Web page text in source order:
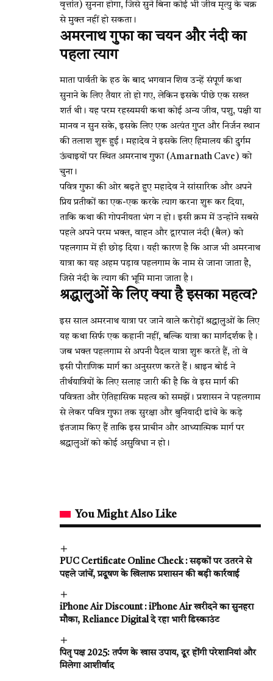
वृत्तांत) सुनना होगा, जिसे सुने बिना कोई भी जीव मृत्यु के चक्र
से मुक्त नहीं हो सकता।
अमरनाथ गुफा का चयन और नंदी का
पहला त्याग
माता पार्वती के हठ के बाद भगवान शिव उन्हें संपूर्ण कथा
सुनाने के लिए तैयार तो हो गए, लेकिन इसके पीछे एक सख्त
शर्त थी। यह परम रहस्यमयी कथा कोई अन्य जीव, पशु, पक्षी या
मानव न सुन सके, इसके लिए एक अत्यंत गुप्त और निर्जन स्थान
की तलाश शुरू हुई। महादेव ने इसके लिए हिमालय की दुर्गम
ऊंचाइयों पर स्थित अमरनाथ गुफा (Amarnath Cave) को
चुना।
पवित्र गुफा की ओर बढ़ते हुए महादेव ने सांसारिक और अपने
प्रिय प्रतीकों का एक-एक करके त्याग करना शुरू कर दिया,
ताकि कथा की गोपनीयता भंग न हो। इसी क्रम में उन्होंने सबसे
पहले अपने परम भक्त, वाहन और द्वारपाल नंदी (बैल) को
पहलगाम में ही छोड़ दिया। यही कारण है कि आज भी अमरनाथ
यात्रा का यह अहम पड़ाव पहलगाम के नाम से जाना जाता है,
जिसे नंदी के त्याग की भूमि माना जाता है।
श्रद्धालुओं के लिए क्या है इसका महत्व?
इस साल अमरनाथ यात्रा पर जाने वाले करोड़ों श्रद्धालुओं के लिए
यह कथा सिर्फ एक कहानी नहीं, बल्कि यात्रा का मार्गदर्शक है।
जब भक्त पहलगाम से अपनी पैदल यात्रा शुरू करते हैं, तो वे
इसी पौराणिक मार्ग का अनुसरण करते हैं। श्राइन बोर्ड ने
तीर्थयात्रियों के लिए सलाह जारी की है कि वे इस मार्ग की
पवित्रता और ऐतिहासिक महत्व को समझें। प्रशासन ने पहलगाम
से लेकर पवित्र गुफा तक सुरक्षा और बुनियादी ढांचे के कड़े
इंतजाम किए हैं ताकि इस प्राचीन और आध्यात्मिक मार्ग पर
श्रद्धालुओं को कोई असुविधा न हो।
You Might Also Like
PUC Certificate Online Check : सड़कों पर उतरने से
पहले जांचें, प्रदूषण के खिलाफ प्रशासन की बड़ी कार्रवाई
iPhone Air Discount : iPhone Air खरीदने का सुनहरा
मौका, Reliance Digital दे रहा भारी डिस्काउंट
पितृ पक्ष 2025: तर्पण के खास उपाय, दूर होंगी परेशानियां और
मिलेगा आशीर्वाद